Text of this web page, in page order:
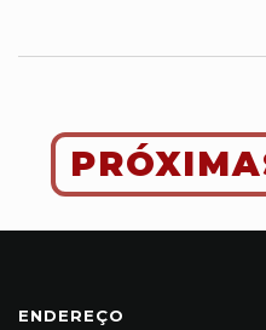
ENDEREÇO